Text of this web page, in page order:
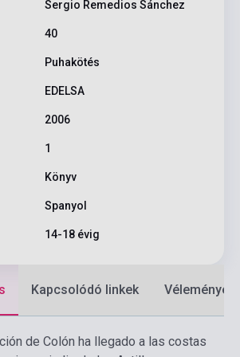
Sergio Remedios Sánchez
40
Puhakötés
EDELSA
2006
1
Könyv
Spanyol
14-18 évig
Kapcsolódó linkek Vélemények
de Colón ha llegado a las costas